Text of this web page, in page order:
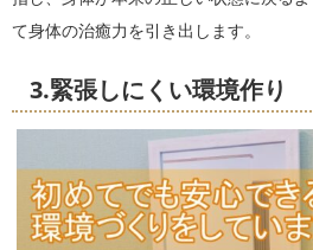
て身体の治癒力を引き出します。
3.緊張しにくい環境作り